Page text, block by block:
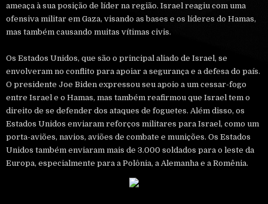
ameaça à sua posição de líder na região. Israel reagiu com uma
ofensiva militar em Gaza, visando as bases e os líderes do Hamas,
mas também causando muitas vítimas civis.
Os Estados Unidos, que são o principal aliado de Israel, se
envolveram no conflito para apoiar a segurança e a defesa do país.
O presidente Joe Biden expressou seu apoio a um cessar-fogo
entre Israel e o Hamas, mas também reafirmou que Israel tem o
direito de se defender dos ataques de foguetes. Além disso, os
Estados Unidos enviaram reforços militares para Israel, como um
porta-aviões, navios, aviões de combate e munições. Os Estados
Unidos também enviaram mais de 3.000 soldados para o leste da
Europa, especialmente para a Polônia, a Alemanha e a Romênia.